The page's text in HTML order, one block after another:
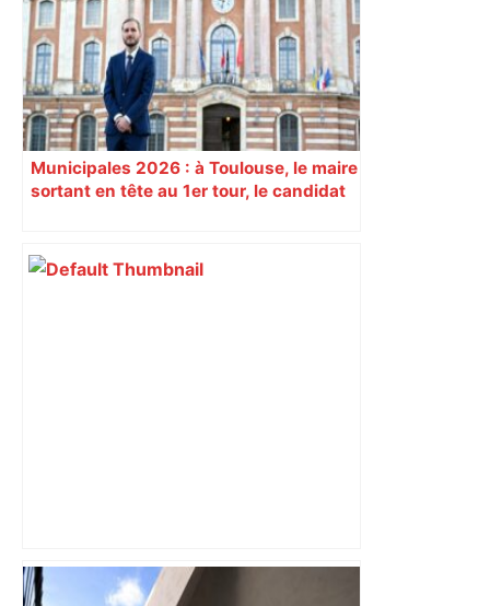
un couloir aérien – franceinfo
Municipales 2026 : à Toulouse, le maire
sortant en tête au 1er tour, le candidat
Fête de la musique : circulation des